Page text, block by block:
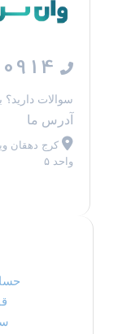
026-91010914
سوالات دارید؟
آدرس ما
کرج دهقان
واحد ۵